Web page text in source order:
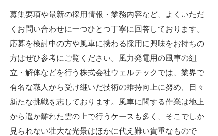
募集要項や最新の採用情報・業務内容など、よくいただ
くお問い合わせに一つひとつ丁寧に回答しております。
応募を検討中の方や風車に携わる採用に興味をお持ちの
方はぜひ参考にご覧ください。風力発電用の風車の組
立・解体などを行う株式会社ウェルテックでは、業界で
有名な職人から受け継いだ技術の維持向上に努め、日々
新たな挑戦を志しております。風車に関する作業は地上
から遥か離れた雲の上で行うケースも多く、そこでしか
見られない壮大な光景はほかに代え難い貴重なもので